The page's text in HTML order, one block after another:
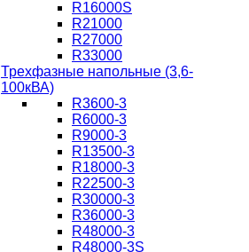
R16000S
R21000
R27000
R33000
Трехфазные напольные (3,6-
100кВА)
R3600-3
R6000-3
R9000-3
R13500-3
R18000-3
R22500-3
R30000-3
R36000-3
R48000-3
R48000-3S